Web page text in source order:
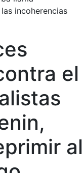
incoherencias
el
al